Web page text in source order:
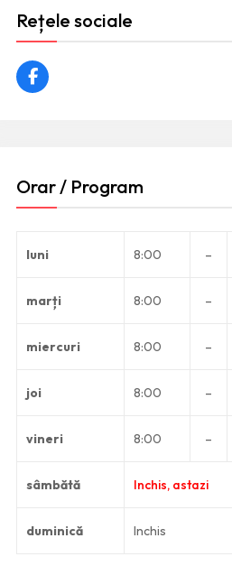
Rețele sociale
Orar / Program
luni 8:00 –
marți 8:00 –
miercuri 8:00 –
joi 8:00 –
vineri 8:00 –
sâmbătă Inchis, astazi
duminică Inchis